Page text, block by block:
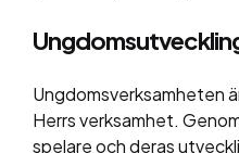
Ungdomsverksamheten
Herrs verksamhet.
spelare och deras